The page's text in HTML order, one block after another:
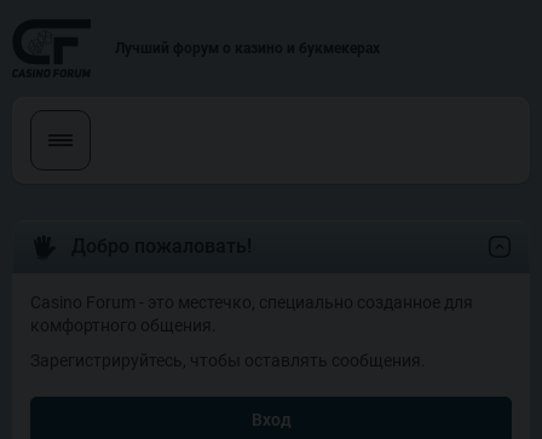
Casino Forum - это местечко, специально созданное для
комфортного общения.
Зарегистрируйтесь, чтобы оставлять сообщения.
Вход